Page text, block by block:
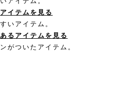
イテムを見る
いアイテム。
るアイテムを見る
がついたアイテム。